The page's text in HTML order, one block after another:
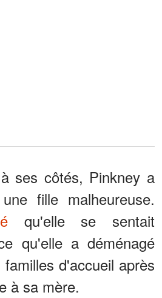
ses côtés, Pinkney a
fille malheureuse.
qu'elle se sentait
qu'elle a déménagé
d'accueil après
à sa mère.